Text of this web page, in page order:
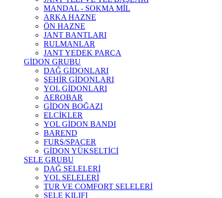
MANDAL - SOKMA MİL
ARKA HAZNE
ÖN HAZNE
JANT BANTLARI
RULMANLAR
JANT YEDEK PARÇA
GİDON GRUBU
DAĞ GİDONLARI
ŞEHİR GİDONLARI
YOL GİDONLARI
AEROBAR
GİDON BOĞAZI
ELCİKLER
YOL GİDON BANDI
BAREND
FURŞ/SPACER
GİDON YÜKSELTİCİ
SELE GRUBU
DAĞ SELELERİ
YOL SELELERİ
TUR VE COMFORT SELELERİ
SELE KILIFI